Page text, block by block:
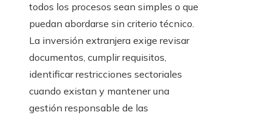
todos los procesos sean simples o que
puedan abordarse sin criterio técnico.
La inversión extranjera exige revisar
documentos, cumplir requisitos,
identificar restricciones sectoriales
cuando existan y mantener una
gestión responsable de las